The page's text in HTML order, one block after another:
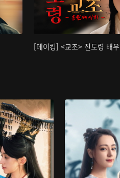
[메이킹] <교초> 진도령 배